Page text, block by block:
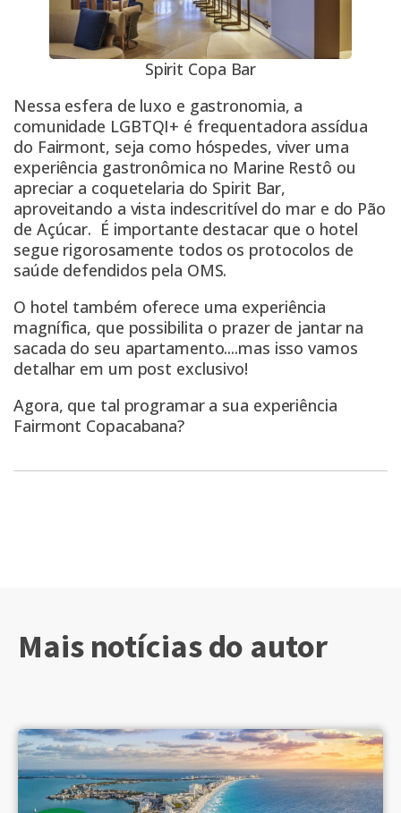
Spirit Copa Bar
Nessa esfera de luxo e gastronomia, a
comunidade LGBTQI+ é frequentadora assídua
do Fairmont, seja como hóspedes, viver uma
experiência gastronômica no Marine Restô ou
apreciar a coquetelaria do Spirit Bar,
aproveitando a vista indescritível do mar e do Pão
de Açúcar. É importante destacar que o hotel
segue rigorosamente todos os protocolos de
saúde defendidos pela OMS.
O hotel também oferece uma experiência
magnífica, que possibilita o prazer de jantar na
sacada do seu apartamento....mas isso vamos
detalhar em um post exclusivo!
Agora, que tal programar a sua experiência
Fairmont Copacabana?
Mais notícias do autor